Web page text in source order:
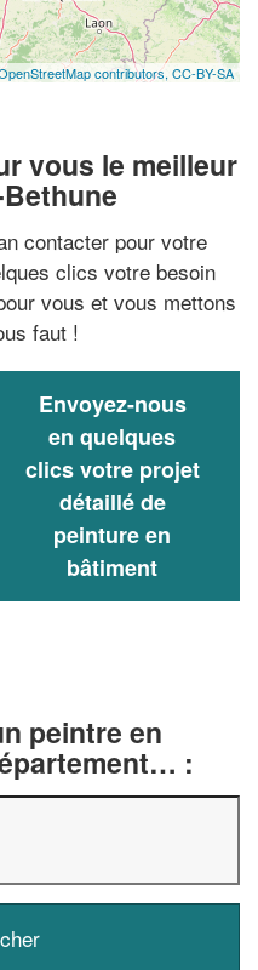
contributors, CC-BY-SA
vous le meilleur
contacter pour votre
clics votre besoin
vous et vous mettons
faut !
Envoyez-nous
en quelques
clics votre projet
détaillé de
peinture en
bâtiment
peintre en
: